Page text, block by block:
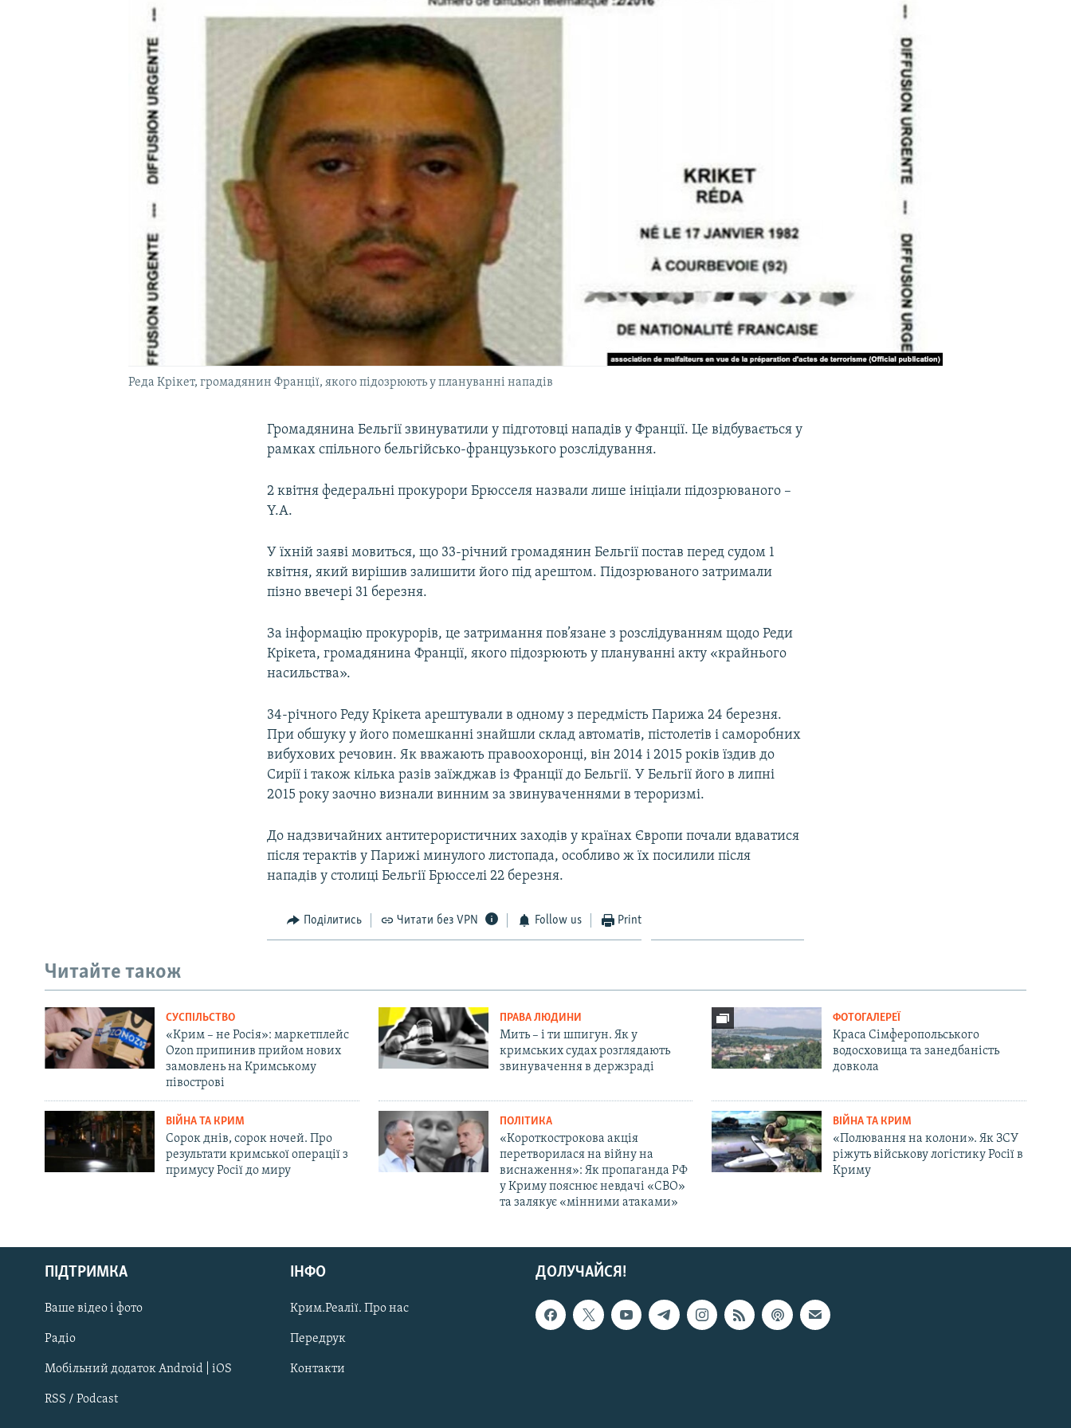
УКРАЇНСЬКА ПРОБЛЕМА КРИМУ
Русский
Qırımtatar
ДОЛУЧАЙСЯ!
Реда Крікет, громадянин Франції, якого підозрюють у плануванні нападів
Громадянина Бельгії звинуватили у підготовці нападів у Франції. Це відбувається у
рамках спільного бельгійсько-французького розслідування.
2 квітня федеральні прокурори Брюсселя назвали лише ініціали підозрюваного –
Y.A.
У їхній заяві мовиться, що 33-річний громадянин Бельгії постав перед судом 1
квітня, який вирішив залишити його під арештом. Підозрюваного затримали
пізно ввечері 31 березня.
За інформацію прокурорів, це затримання пов’язане з розслідуванням щодо Реди
Крікета, громадянина Франції, якого підозрюють у плануванні акту «крайнього
насильства».
34-річного Реду Крікета арештували в одному з передмість Парижа 24 березня.
При обшуку у його помешканні знайшли склад автоматів, пістолетів і саморобних
вибухових речовин. Як вважають правоохоронці, він 2014 і 2015 років їздив до
Сирії і також кілька разів заїжджав із Франції до Бельгії. У Бельгії його в липні
2015 року заочно визнали винним за звинуваченнями в тероризмі.
До надзвичайних антитерористичних заходів у країнах Європи почали вдаватися
після терактів у Парижі минулого листопада, особливо ж їх посилили після
нападів у столиці Бельгії Брюсселі 22 березня.
Поділитись Читати без VPN Follow us Print
Читайте також
СУСПІЛЬСТВО
«Крим – не Росія»: маркетплейс
Ozon припинив прийом нових
замовлень на Кримському
півострові
ПРАВА ЛЮДИНИ
Мить – і ти шпигун. Як у
кримських судах розглядають
звинувачення в держзраді
ФОТОГАЛЕРЕЇ
Краса Сімферопольського
водосховища та занедбаність
довкола
ВІЙНА ТА КРИМ
Сорок днів, сорок ночей. Про
результати кримської операції з
примусу Росії до миру
ПОЛІТИКА
«Короткострокова акція
перетворилася на війну на
виснаження»: Як пропаганда РФ
у Криму пояснює невдачі «СВО»
та залякує «мінними атаками»
ВІЙНА ТА КРИМ
«Полювання на колони». Як ЗСУ
ріжуть військову логістику Росії в
Криму
ДОЛУЧАЙСЯ!
ПІДТРИМКА
Ваше відео і фото
Радіо
Мобільний додаток Android | iOS
RSS / Podcast
ІНФО
Крим.Реалії. Про нас
Передрук
Контакти